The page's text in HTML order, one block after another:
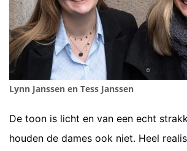
Lynn Janssen en Tess Janssen
De toon is licht en van een echt
houden de dames ook niet. Heel